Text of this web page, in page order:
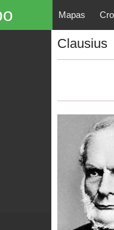
Mapas
nuestros
Mapas
Clausius